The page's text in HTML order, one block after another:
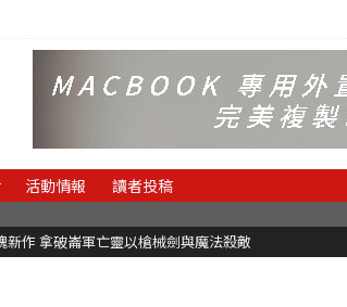
活動情報 讀者投稿
新作 拿破崙軍亡靈以槍械劍與魔法殺敵